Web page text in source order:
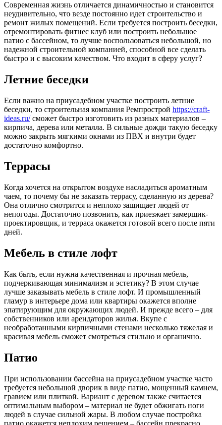
Современная жизнь отличается динамичностью и становится
неудивительно, что везде постоянно идет строительство и
ремонт жилых помещений. Если требуется построить беседки,
отремонтировать фитнес клуб или построить небольшое
патио с бассейном, то лучше воспользоваться небольшой, но
надежной строительной компанией, способной все сделать
быстро и с высоким качеством. Что входит в сферу услуг?
Летние беседки
Если важно на приусадебном участке построить летние
беседки, то строительная компания Ремпрострой https://craft-
ideas.ru/сможет быстро изготовить из разных материалов –
кирпича, дерева или металла. В сильные дожди такую беседку
можно закрыть мягкими окнами из ПВХ и внутри будет
достаточно комфортно.
Террасы
Когда хочется на открытом воздухе насладиться ароматным
чаем, то почему бы не заказать террасу, сделанную из дерева?
Она отлично смотрится и неплохо защищает людей от
непогоды. Достаточно позвонить, как приезжает замерщик-
проектировщик, и терраса окажется готовой всего после пяти
дней.
Мебель в стиле лофт
Как быть, если нужна качественная и прочная мебель,
подчеркивающая минимализм и эстетику? В этом случае
лучше заказывать мебель в стиле лофт. И промышленный
гламур в интерьере дома или квартиры окажется вполне
эпатирующим для окружающих людей. И прежде всего – для
собственников или арендаторов жилья. Вкупе с
необработанными кирпичными стенами несколько тяжелая и
красивая мебель сможет смотреться стильно и органично.
Патио
При использовании бассейна на приусадебном участке часто
требуется небольшой дворик в виде патио, мощенный камнем,
гравием или плиткой. Вариант с деревом также считается
оптимальным выбором – материал не будет обжигать ноги
людей в случае сильной жары. В любом случае постройка
патио окажется неплохим решением – бассейн прекрасно